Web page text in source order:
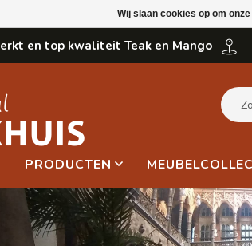
en top kwaliteit Teak en Mango
PRODUCTEN
Wij slaan cookies op om